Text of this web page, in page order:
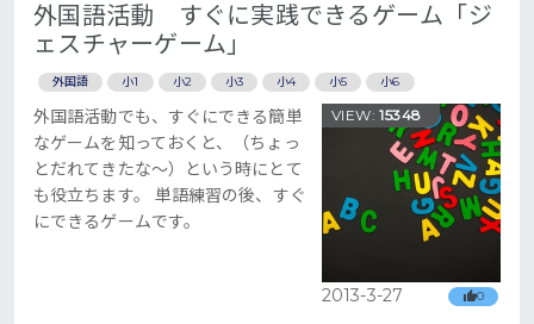
外国語活動 すぐに実践できるゲーム「ジ
ェスチャーゲーム」
外国語 小1 小2 小3 小4 小5 小6
外国語活動でも、すぐにできる簡単
なゲームを知っておくと、（ちょっ
とだれてきたな～）という時にとて
も役立ちます。 単語練習の後、すぐ
にできるゲームです。
VIEW:15348
0
2013-3-27